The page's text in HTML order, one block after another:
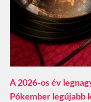
A 2026-os év
Pókember legújabb